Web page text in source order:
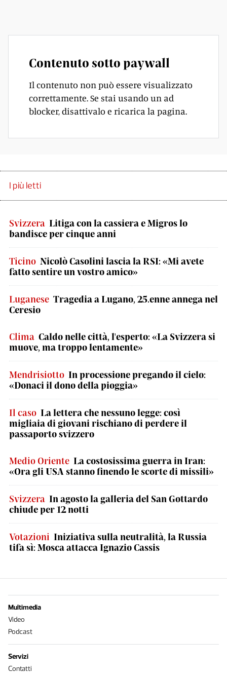
Contenuto sotto paywall
Il contenuto non può essere visualizzato
correttamente. Se stai usando un ad
blocker, disattivalo e ricarica la pagina.
I più letti
Svizzera Litiga con la cassiera e Migros lo
bandisce per cinque anni
Ticino Nicolò Casolini lascia la RSI: «Mi avete
fatto sentire un vostro amico»
Luganese Tragedia a Lugano, 25.enne annega nel
Ceresio
Clima Caldo nelle città, l'esperto: «La Svizzera si
muove, ma troppo lentamente»
Mendrisiotto In processione pregando il cielo:
«Donaci il dono della pioggia»
Il caso La lettera che nessuno legge: così
migliaia di giovani rischiano di perdere il
passaporto svizzero
Medio Oriente La costosissima guerra in Iran:
«Ora gli USA stanno finendo le scorte di missili»
Svizzera In agosto la galleria del San Gottardo
chiude per 12 notti
Votazioni Iniziativa sulla neutralità, la Russia
tifa sì: Mosca attacca Ignazio Cassis
Multimedia
Video
Podcast
Servizi
Contatti